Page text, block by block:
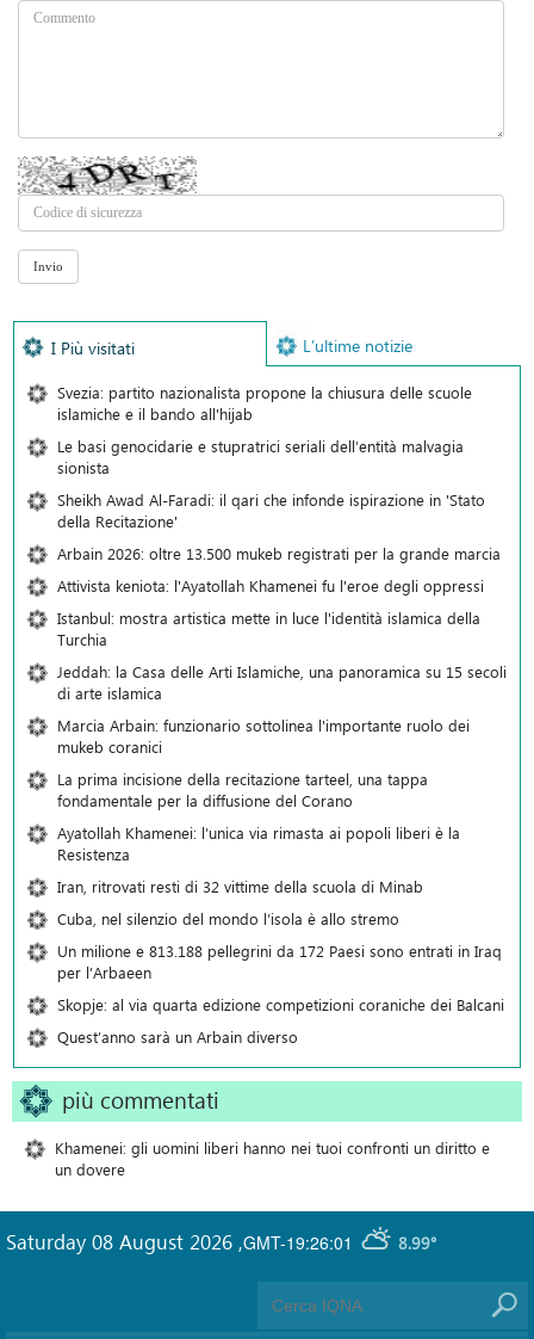
I Più visitati L’ultime notizie
Svezia: partito nazionalista propone la chiusura delle scuole
islamiche e il bando all'hijab
Le basi genocidarie e stupratrici seriali dell’entità malvagia
sionista
Sheikh Awad Al-Faradi: il qari che infonde ispirazione in 'Stato
della Recitazione'
Arbain 2026: oltre 13.500 mukeb registrati per la grande marcia
Attivista keniota: l'Ayatollah Khamenei fu l'eroe degli oppressi
Istanbul: mostra artistica mette in luce l'identità islamica della
Turchia
Jeddah: la Casa delle Arti Islamiche, una panoramica su 15 secoli
di arte islamica
Marcia Arbain: funzionario sottolinea l'importante ruolo dei
mukeb coranici
La prima incisione della recitazione tarteel, una tappa
fondamentale per la diffusione del Corano
Ayatollah Khamenei: l’unica via rimasta ai popoli liberi è la
Resistenza
Iran, ritrovati resti di 32 vittime della scuola di Minab
Cuba, nel silenzio del mondo l’isola è allo stremo
Un milione e 813.188 pellegrini da 172 Paesi sono entrati in Iraq
per l’Arbaeen
Skopje: al via quarta edizione competizioni coraniche dei Balcani
Quest’anno sarà un Arbain diverso
più commentati
Khamenei: gli uomini liberi hanno nei tuoi confronti un diritto e
un dovere
GMT-19:26:01 8.99°
Saturday 08 August 2026 ,